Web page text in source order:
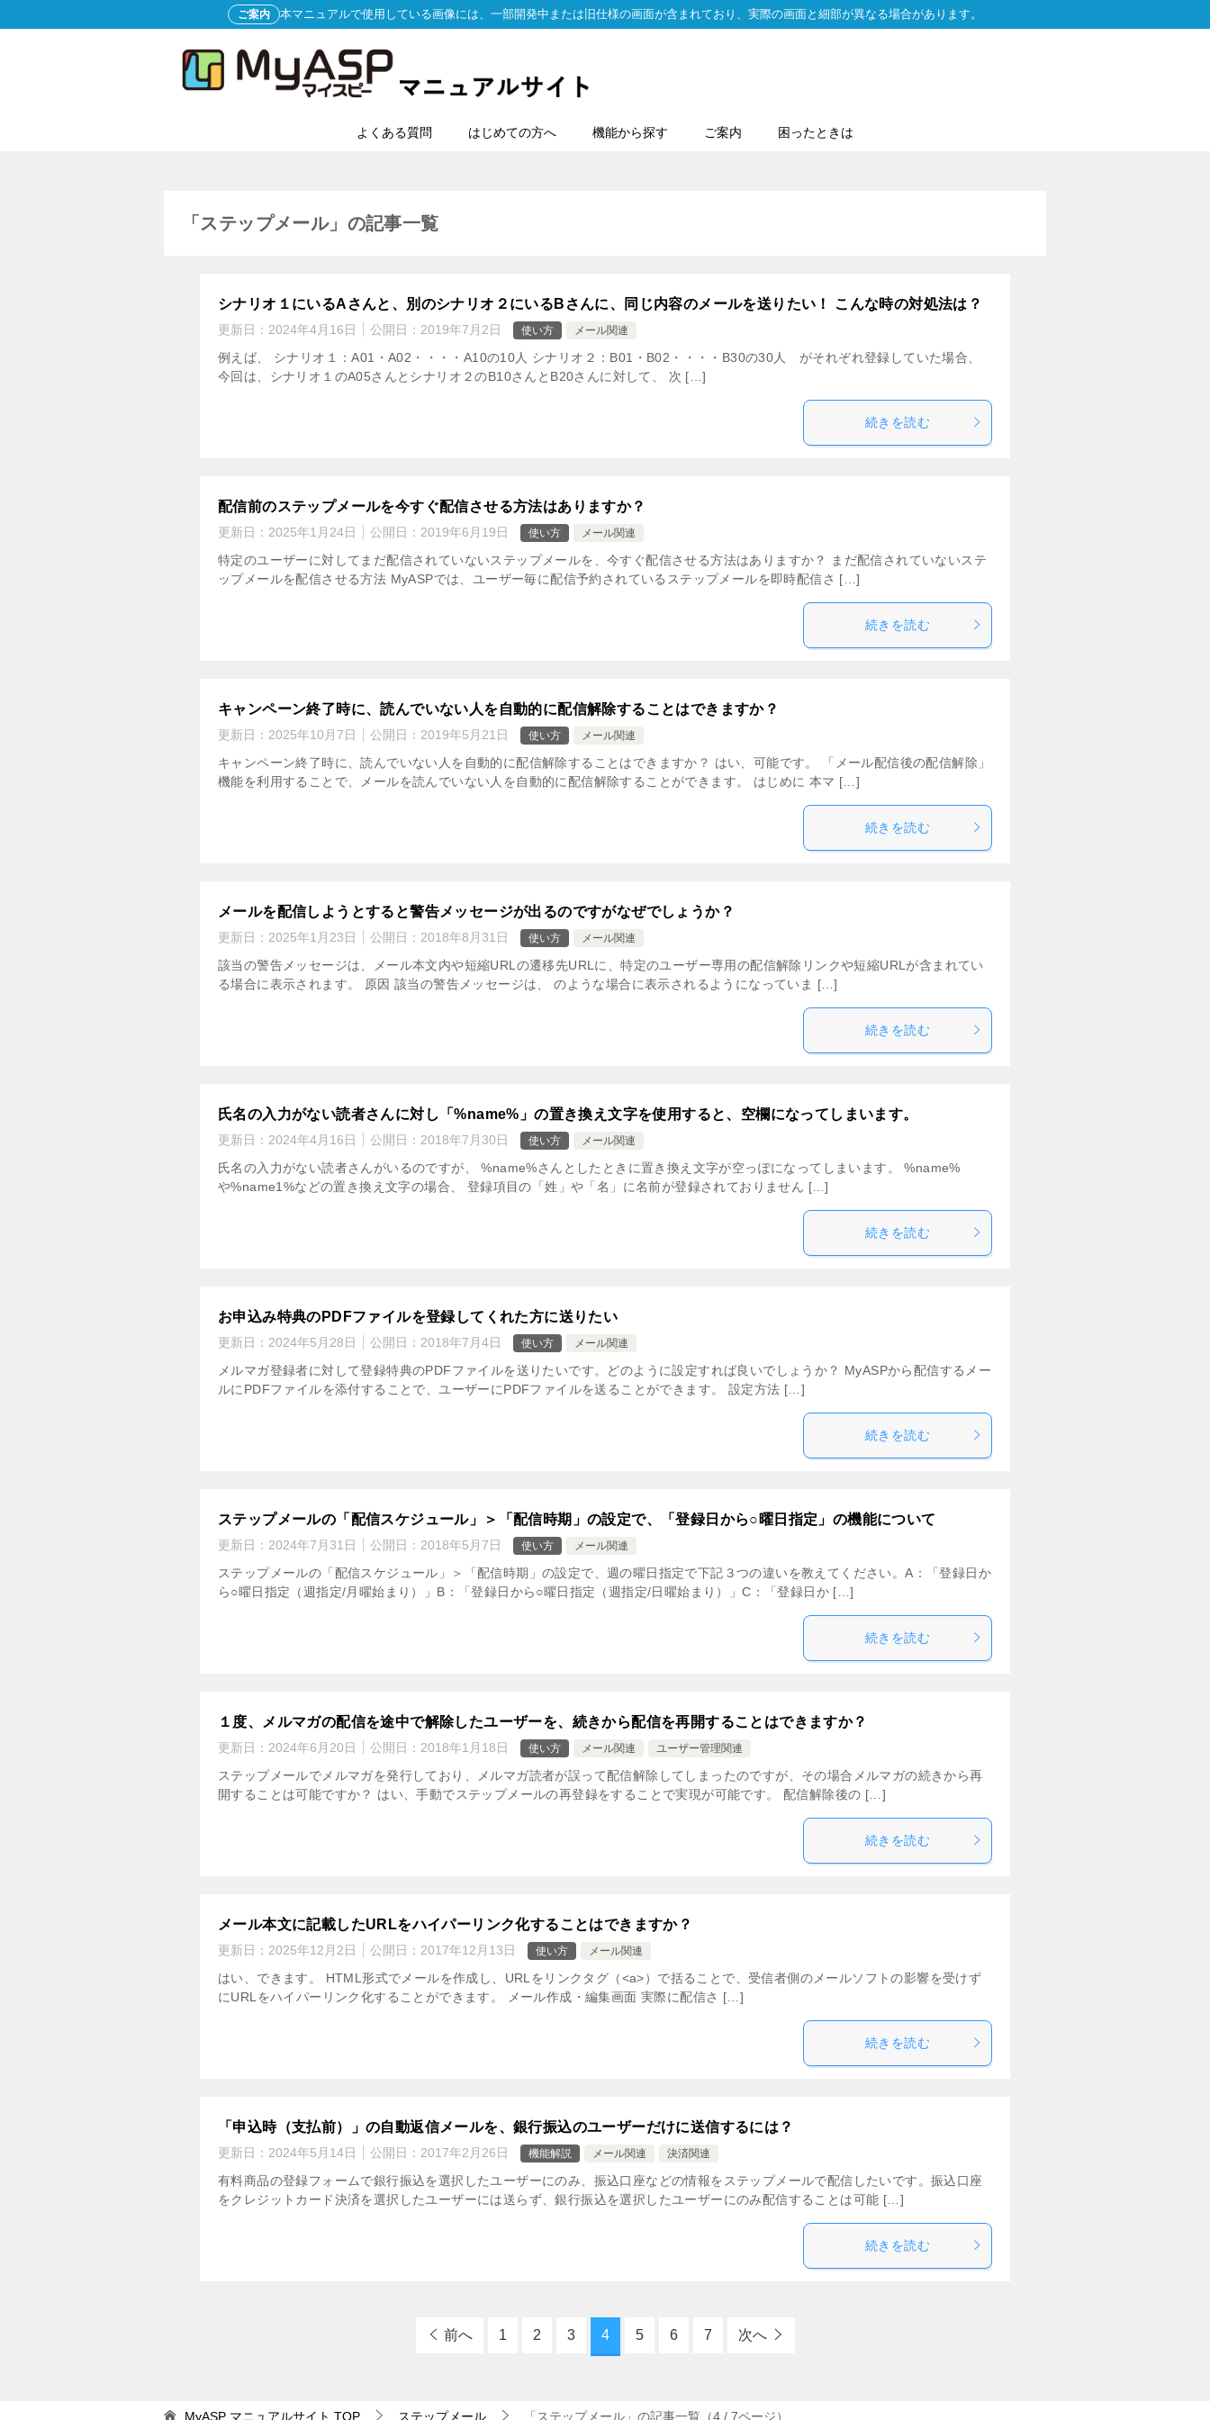
ご案内 本マニュアルで使用している画像には、一部開発中または旧仕様の画面が含まれており、実際の画面と細部が異なる場合があります。
よくある質問 はじめての方へ 機能から探す ご案内 困ったときは
「ステップメール」の記事一覧
シナリオ１にいるAさんと、別のシナリオ２にいるBさんに、同じ内容のメールを送りたい！ こんな時の対処法は？
更新日： 2024年4月16日 公開日： 2019年7月2日 使い方 メール関連
例えば、 シナリオ１：A01・A02・・・・A10の10人 シナリオ２：B01・B02・・・・B30の30人 がそれぞれ登録していた場合、
今回は、シナリオ１のA05さんとシナリオ２のB10さんとB20さんに対して、 次 […]
続きを読む
配信前のステップメールを今すぐ配信させる方法はありますか？
更新日： 2025年1月24日 公開日： 2019年6月19日 使い方 メール関連
特定のユーザーに対してまだ配信されていないステップメールを、今すぐ配信させる方法はありますか？ まだ配信されていないステ
ップメールを配信させる方法 MyASPでは、ユーザー毎に配信予約されているステップメールを即時配信さ […]
続きを読む
キャンペーン終了時に、読んでいない人を自動的に配信解除することはできますか？
更新日： 2025年10月7日 公開日： 2019年5月21日 使い方 メール関連
キャンペーン終了時に、読んでいない人を自動的に配信解除することはできますか？ はい、可能です。 「メール配信後の配信解除」
機能を利用することで、メールを読んでいない人を自動的に配信解除することができます。 はじめに 本マ […]
続きを読む
メールを配信しようとすると警告メッセージが出るのですがなぜでしょうか？
更新日： 2025年1月23日 公開日： 2018年8月31日 使い方 メール関連
該当の警告メッセージは、メール本文内や短縮URLの遷移先URLに、特定のユーザー専用の配信解除リンクや短縮URLが含まれてい
る場合に表示されます。 原因 該当の警告メッセージは、 のような場合に表示されるようになっていま […]
続きを読む
氏名の入力がない読者さんに対し「%name%」の置き換え文字を使用すると、空欄になってしまいます。
更新日： 2024年4月16日 公開日： 2018年7月30日 使い方 メール関連
氏名の入力がない読者さんがいるのですが、 %name%さんとしたときに置き換え文字が空っぽになってしまいます。 %name%
や%name1%などの置き換え文字の場合、 登録項目の「姓」や「名」に名前が登録されておりません […]
続きを読む
お申込み特典のPDFファイルを登録してくれた方に送りたい
更新日： 2024年5月28日 公開日： 2018年7月4日 使い方 メール関連
メルマガ登録者に対して登録特典のPDFファイルを送りたいです。どのように設定すれば良いでしょうか？ MyASPから配信するメー
ルにPDFファイルを添付することで、ユーザーにPDFファイルを送ることができます。 設定方法 […]
続きを読む
ステップメールの「配信スケジュール」＞「配信時期」の設定で、「登録日から○曜日指定」の機能について
更新日： 2024年7月31日 公開日： 2018年5月7日 使い方 メール関連
ステップメールの「配信スケジュール」＞「配信時期」の設定で、週の曜日指定で下記３つの違いを教えてください。A：「登録日か
ら○曜日指定（週指定/月曜始まり）」B：「登録日から○曜日指定（週指定/日曜始まり）」C：「登録日か […]
続きを読む
１度、メルマガの配信を途中で解除したユーザーを、続きから配信を再開することはできますか？
更新日： 2024年6月20日 公開日： 2018年1月18日 使い方 メール関連 ユーザー管理関連
ステップメールでメルマガを発行しており、メルマガ読者が誤って配信解除してしまったのですが、その場合メルマガの続きから再
開することは可能ですか？ はい、手動でステップメールの再登録をすることで実現が可能です。 配信解除後の […]
続きを読む
メール本文に記載したURLをハイパーリンク化することはできますか？
更新日： 2025年12月2日 公開日： 2017年12月13日 使い方 メール関連
はい、できます。 HTML形式でメールを作成し、URLをリンクタグ（<a>）で括ることで、受信者側のメールソフトの影響を受けず
にURLをハイパーリンク化することができます。 メール作成・編集画面 実際に配信さ […]
続きを読む
「申込時（支払前）」の自動返信メールを、銀行振込のユーザーだけに送信するには？
更新日： 2024年5月14日 公開日： 2017年2月26日 機能解説 メール関連 決済関連
有料商品の登録フォームで銀行振込を選択したユーザーにのみ、振込口座などの情報をステップメールで配信したいです。振込口座
をクレジットカード決済を選択したユーザーには送らず、銀行振込を選択したユーザーにのみ配信することは可能 […]
続きを読む
前へ 1 2 3 4 5 6 7 次へ
MyASP マニュアルサイト TOP ステップメール 「ステップメール」の記事一覧（4 / 7ページ）